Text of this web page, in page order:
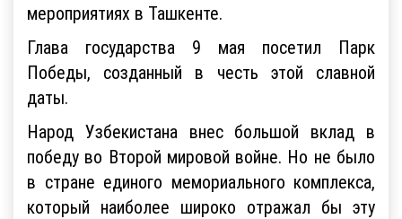
мероприятиях в Ташкенте.
Глава государства 9 мая посетил Парк
Победы, созданный в честь этой славной
даты.
Народ Узбекистана внес большой вклад в
победу во Второй мировой войне. Но не было
в стране единого мемориального комплекса,
который наиболее широко отражал бы эту